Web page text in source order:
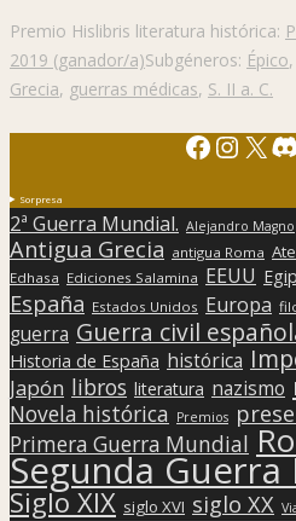
Premio Hislibris literatura histórica:
2019 (ganador/a)Subgéneros: Épico,
Grecia, guerras médicas, S. II a. C.
X
Sorpresa
2ª Guerra Mundial. Alejandro Magno
Antigua Grecia antigua Roma
Edhasa Ediciones Salamina EEUU
España Estados Unidos Europa
guerra Guerra civil
Historia de España histórica
Japón libros literatura nazismo
Novela histórica Premios
Primera Guerra Mundial
Segunda Guerra
Siglo XIX siglo XVI siglo XX